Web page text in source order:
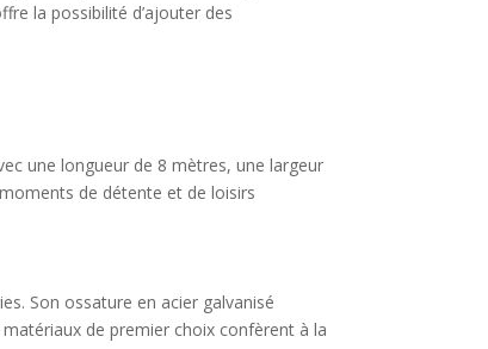
la possibilité d’ajouter des
une longueur de 8 mètres, une largeur
de détente et de loisirs
Son ossature en acier galvanisé
de premier choix confèrent à la